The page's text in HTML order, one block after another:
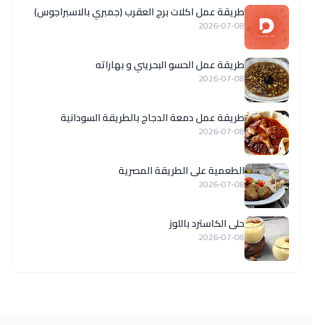
طريقة عمل اكلات برج العقرب (جمبري بالاسبراجوس)
2026-07-08
طريقة عمل الحسو البحريني و بهاراته
2026-07-08
طريقة عمل دمعة الدجاج بالطريقة السودانية
2026-07-08
الطعمية على الطريقة المصرية
2026-07-08
حلى الكاسترد باللوز
2026-07-08